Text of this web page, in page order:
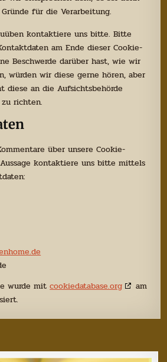
für die Verarbeitung.
kontaktiere uns bitte. Bitte
am Ende dieser Cookie-
Beschwerde darüber hast, wie wir
würden wir diese gerne hören, aber
diese an die Aufsichtsbehörde
richten.
über unsere Cookie-
kontaktiere uns bitte mittels
wurde mitcookiedatabase.org
am